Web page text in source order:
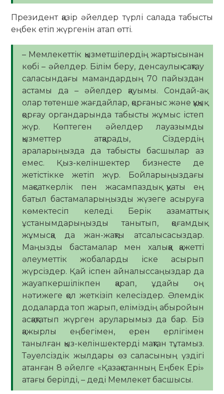
Президент қазір әйелдер түрлі салада табысты
еңбек етіп жүргенін атап өтті.
– Мемлекеттік қызметшілердің жартысынан
көбі – әйелдер. Білім беру, денсаулық сақтау
саласындағы мамандардың 70 пайыздан
астамы да – әйелдер қауымы. Сондай-ақ
олар төтенше жағдайлар, қорғаныс және құқық
қорғау органдарында табысты жұмыс істеп
жүр. Көптеген әйелдер лауазымды
қызметтер атқарады, Сіздердің
араларыңызда да табысты басшылар аз
емес. Қыз-келіншектер бизнесте де
жетістікке жетіп жүр. Бойларыңыздағы
мақсаткерлік пен жасампаздық қуаты ең
батыл бастамаларыңызды жүзеге асыруға
көмектесіп келеді. Берік азаматтық
ұстанымдарыңызды танытып, қоғамдық
жұмысқа да жан-жақты атсалысасыздар.
Маңызды бастамалар мен халыққа қажетті
әлеуметтік жобаларды іске асырып
жүрсіздер. Қай іспен айналыссаңыздар да
жауапкершілікпен қарап, ұдайы оң
нәтижеге қол жеткізіп келесіздер. Әлемдік
додаларда топ жарып, еліміздің абыройын
асқақтатып жүрген аруларымыз да бар. Біз
қажырлы еңбегімен, ерен ерлігімен
танылған қыз-келіншектерді мақтан тұтамыз.
Тәуелсіздік жылдары өз саласының үздігі
атанған 8 әйелге «Қазақстанның Еңбек Ері»
атағы берілді, – деді Мемлекет басшысы.